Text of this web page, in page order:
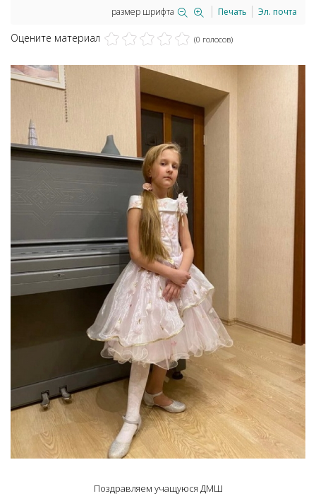
размер шрифта Печать Эл. почта
Оцените материал (0 голосов)
Поздравляем учащуюся ДМШ